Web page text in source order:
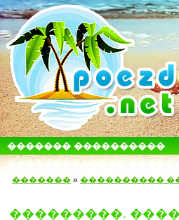
������� ����������
�������������
������� » ����������
���������.